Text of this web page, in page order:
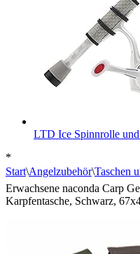
LTD Ice Spinnrolle
*
Start\Angelzubehör\Taschen
Erwachsene naconda Carp
Karpfentasche, Schwarz,